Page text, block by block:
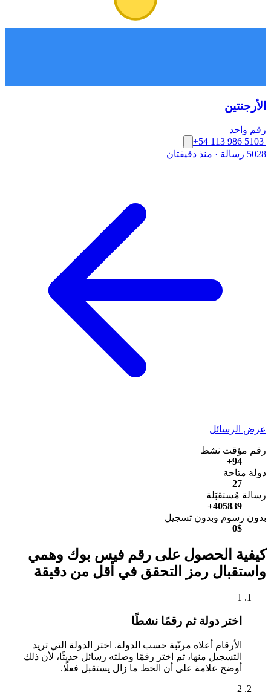
الأرجنتين
رقم واحد
+54 113 986 5103
5028 رسالة
· منذ دقيقتان
عرض الرسائل
رقم مؤقت نشط
94+
دولة متاحة
27
رسالة مُستقبَلة
405839+
بدون رسوم وبدون تسجيل
0$
كيفية الحصول على رقم فيس بوك وهمي
واستقبال رمز التحقق في أقل من دقيقة
1
اختر دولة ثم رقمًا نشطًا
الأرقام أعلاه مرتّبة حسب الدولة. اختر الدولة التي تريد
التسجيل منها، ثم اختر رقمًا وصلته رسائل حديثًا، لأن ذلك
أوضح علامة على أن الخط ما زال يستقبل فعلًا.
2